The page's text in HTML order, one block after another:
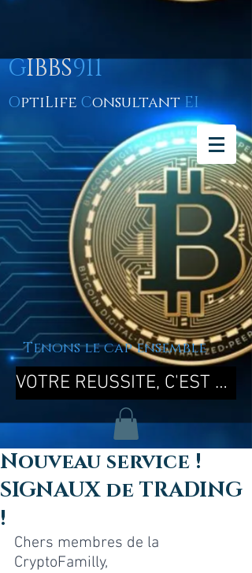
GIBBS911
OptiLife ConsultantEI
Tenons le cap ensemble
VOTRE REUSSITE, C'EST MA REUSSITE !
Nouveau service !
SIGNAUX de TRADING
!
Chers membres de la
CryptoFamilly,